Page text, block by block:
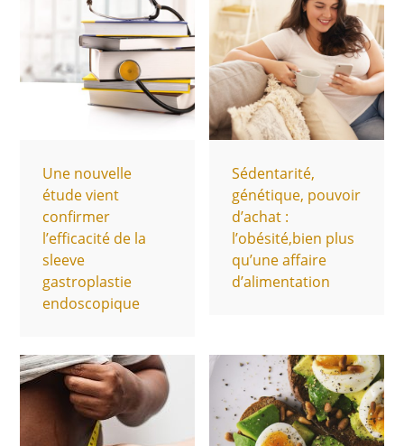
Une nouvelle
étude vient
confirmer
l’efficacité de la
sleeve
gastroplastie
endoscopique
Sédentarité,
génétique, pouvoir
d’achat :
l’obésité,bien plus
qu’une affaire
d’alimentation